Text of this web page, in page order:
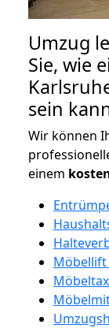
Umzug
Sie, wie
sein
Wir können
einem